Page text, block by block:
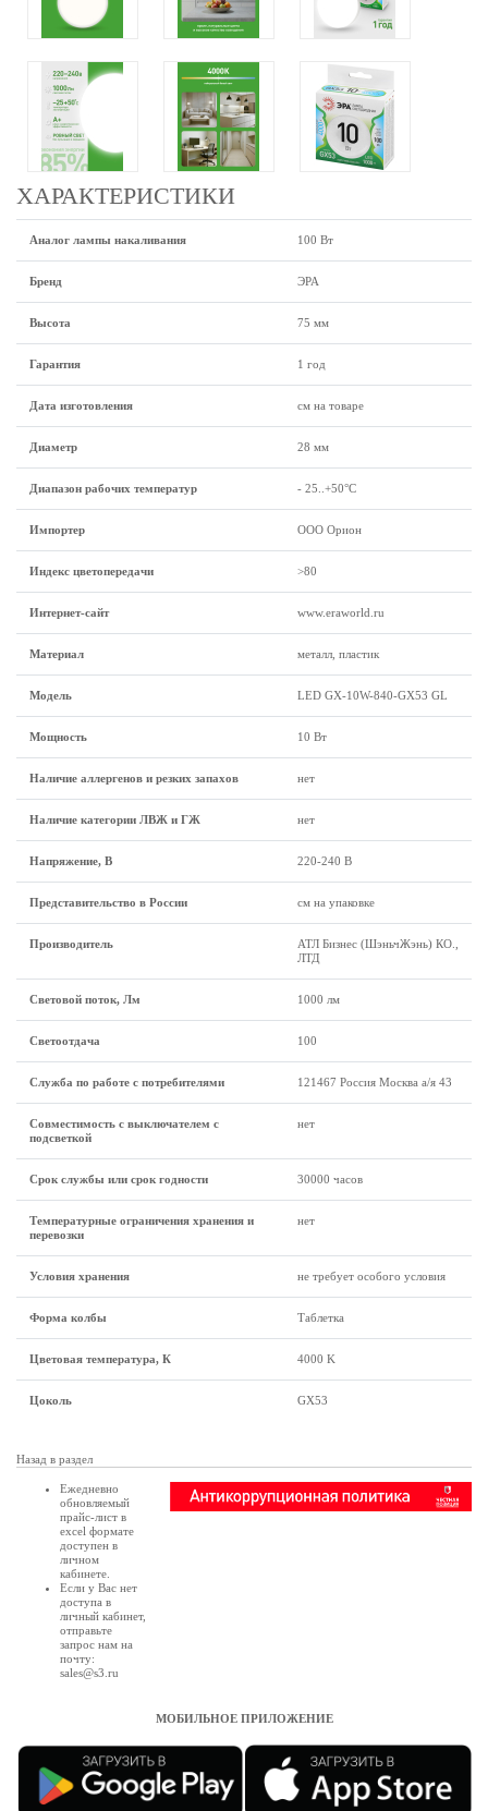
ХАРАКТЕРИСТИКИ
Аналог лампы накаливания 100 Вт
Бренд ЭРА
Высота 75 мм
Гарантия 1 год
Дата изготовления см на товаре
Диаметр 28 мм
Диапазон рабочих температур - 25..+50°C
Импортер ООО Орион
Индекс цветопередачи >80
Интернет-сайт www.eraworld.ru
Материал металл, пластик
Модель LED GX-10W-840-GX53 GL
Мощность 10 Вт
Наличие аллергенов и резких запахов нет
Наличие категории ЛВЖ и ГЖ нет
Напряжение, В 220-240 В
Представительство в России см на упаковке
Производитель
АТЛ Бизнес (ШэньчЖэнь) КО.,
ЛТД
Световой поток, Лм 1000 лм
Светоотдача 100
Служба по работе с потребителями 121467 Россия Москва а/я 43
Совместимость с выключателем с
подсветкой
нет
Срок службы или срок годности 30000 часов
Температурные ограничения хранения и
перевозки
нет
Условия хранения не требует особого условия
Форма колбы Таблетка
Цветовая температура, К 4000 K
Цоколь GX53
Назад в раздел
Ежедневно
обновляемый
прайс-лист в
excel формате
доступен в
личном
кабинете
Если у Вас нет
доступа в
личный кабинет,
отправьте
запрос нам на
почту:
sales@s3.ru
МОБИЛЬНОЕ ПРИЛОЖЕНИЕ